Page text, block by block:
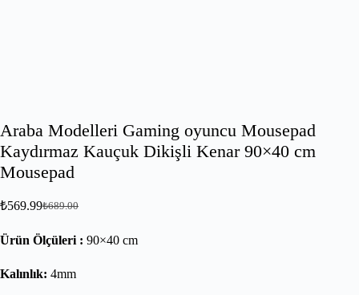
Araba Modelleri Gaming oyuncu Mousepad
Kaydırmaz Kauçuk Dikişli Kenar 90×40 cm
Mousepad
₺689.00
₺569.99
Ürün Ölçüleri : 90×40 cm
Kalınlık: 4mm